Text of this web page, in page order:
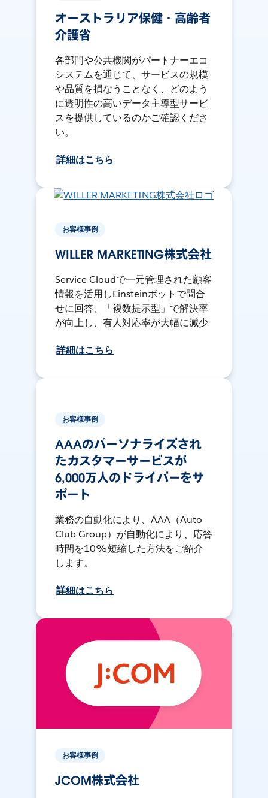
オーストラリア保健・高齢者
介護省
各部門や公共機関がパートナーエコ
システムを通じて、サービスの規模
や品質を損なうことなく、どのよう
に透明性の高いデータ主導型サービ
スを提供しているのかご確認くださ
い。
詳細はこちら
お客様事例
WILLER MARKETING株式会社
Service Cloudで一元管理された顧客
情報を活用しEinsteinボットで問合
せに回答、「複数提示型」で解決率
が向上し、有人対応率が大幅に減少
詳細はこちら
お客様事例
AAAのパーソナライズされ
たカスタマーサービスが
6,000万人のドライバーをサ
ポート
業務の自動化により、AAA（Auto
Club Group）が自動化により、応答
時間を10%短縮した方法をご紹介
します。
詳細はこちら
お客様事例
JCOM株式会社